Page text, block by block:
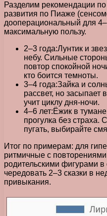
Разделим рекомендации по
развития по Пиаже
дооперациональный для
максимальную пользу.
2–3 года:Лунтик и
небу. Сильные
повтор спокойной
кто боится темноты.
3–4 года:Зайка и
рассвет, но засыпает
учит циклу дня-ночи.
4–6 лет:Ёжик в
прогулка без страха.
пугать, выбирайте
Итог по примерам: для
ритмичные с
родительскими фигурами
чередовать 2–3 сказки в
привыкания.